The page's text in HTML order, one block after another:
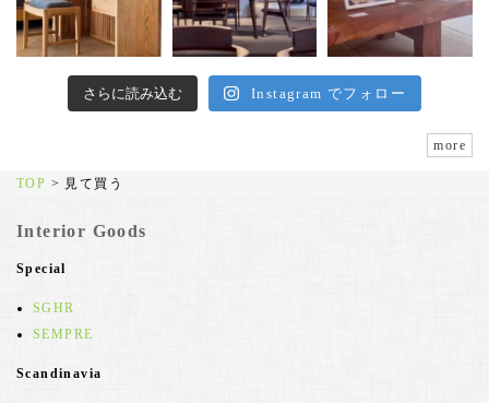
さらに読み込む Instagram でフォロー
more
TOP > 見て買う
Interior Goods
Special
SGHR
SEMPRE
Scandinavia